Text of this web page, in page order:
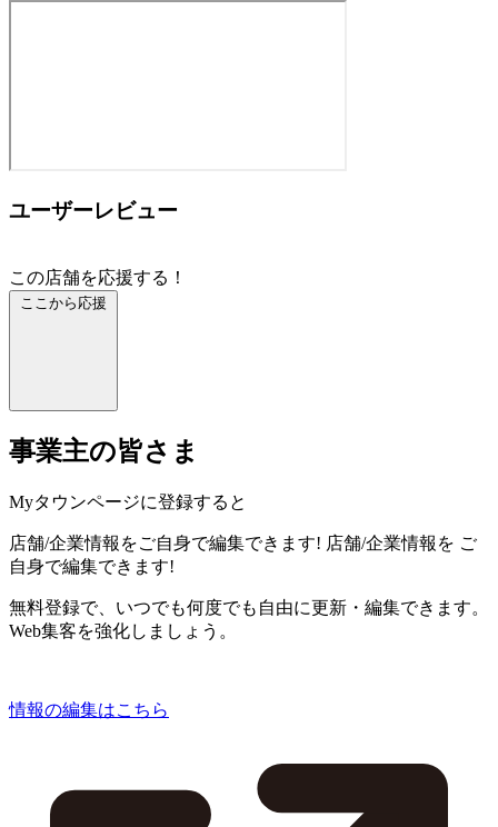
ユーザーレビュー
この店舗を応援する！
ここから応援
事業主の皆さま
Myタウンページに登録すると
店舗/企業情報をご自身で編集できます! 店舗/企業情報を ご
自身で編集できます!
無料登録で、いつでも何度でも自由に更新・編集できます。
Web集客を強化しましょう。
情報の編集はこちら